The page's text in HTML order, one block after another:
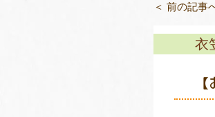
＜ 前の記事
衣